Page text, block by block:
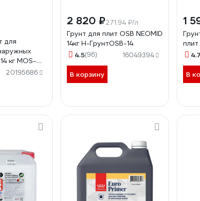
для
кг MOS-
20195686
2 820 ₽271.94 ₽/л
Грунт для плит OSB NEOMID
14кг Н-ГрунтOSB-14
4.5(96) 16049394
В корзину
1
В